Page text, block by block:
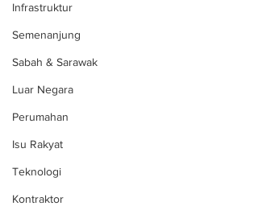
Infrastruktur
Semenanjung
Sabah & Sarawak
Luar Negara
Perumahan
Isu Rakyat
Teknologi
Kontraktor